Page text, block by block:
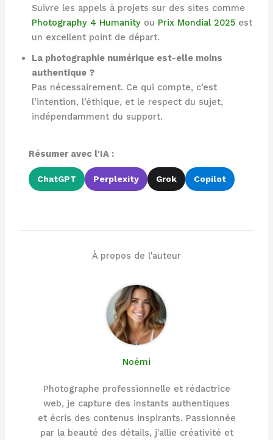
Suivre les appels à projets sur des sites comme
Photography 4 Humanityou Prix Mondial 2025est
un excellent point de départ.
La photographie numérique est-elle moins
authentique ?
Pas nécessairement. Ce qui compte, c’est
l’intention, l’éthique, et le respect du sujet,
indépendamment du support.
Résumer avec l'IA :
ChatGPT Perplexity Grok Copilot
À propos de l'auteur
Noémi
Photographe professionnelle et rédactrice
web, je capture des instants authentiques
et écris des contenus inspirants. Passionnée
par la beauté des détails, j'allie créativité et